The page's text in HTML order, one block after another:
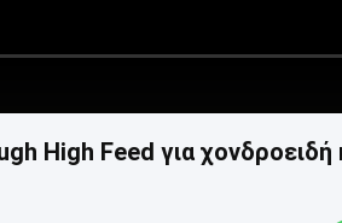
High Feed για